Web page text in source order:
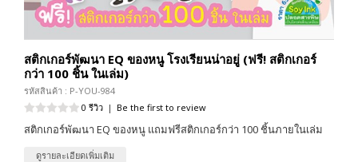
สติกเกอร์พัฒนา EQ ของหนู โรงเรียนน่าอยู่ (ฟรี! สติกเกอร์
กว่า 100 ชิ้น ในเล่ม)
รหัสสินค้า : P-YOU-984
0 รีวิว | Be the first to review
สติกเกอร์พัฒนา EQ ของหนู แถมฟรีสติกเกอร์กว่า 100 ชิ้นภายในเล่ม
ดูรายละเอียดเพิ่มเติม